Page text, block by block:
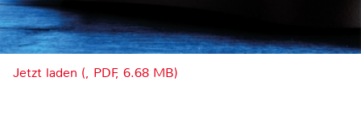
Jetzt laden (, PDF, 6.68 MB)